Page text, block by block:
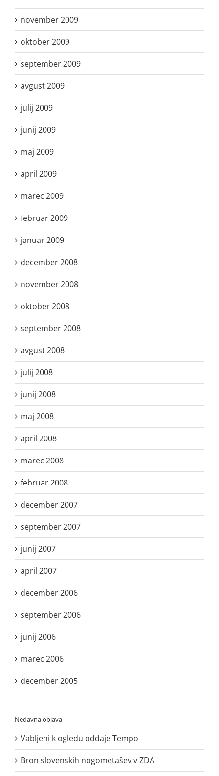
november 2009
oktober 2009
september 2009
avgust 2009
julij 2009
junij 2009
maj 2009
april 2009
marec 2009
februar 2009
januar 2009
december 2008
november 2008
oktober 2008
september 2008
avgust 2008
julij 2008
junij 2008
maj 2008
april 2008
marec 2008
februar 2008
december 2007
september 2007
junij 2007
april 2007
december 2006
september 2006
junij 2006
marec 2006
december 2005
Nedavna objava
Vabljeni k ogledu oddaje Tempo
Bron slovenskih nogometašev v ZDA